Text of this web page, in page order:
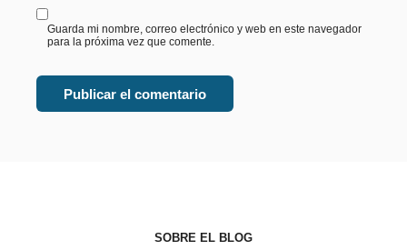
Guarda mi nombre, correo electrónico y web en este navegador
para la próxima vez que comente.
SOBRE EL BLOG